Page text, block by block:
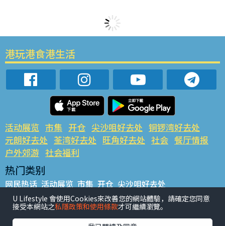
港玩港食港生活
活动展览 市集 开仓 尖沙咀好去处 铜锣湾好去处
元朗好去处 荃湾好去处 旺角好去处 社会 餐厅情报
户外郊游 社会福利
热门类别
网民热话 活动展览 市集 开仓 尖沙咀好去处
铜锣湾好去处 元朗好去处 荃湾好去处 旺角好去处 社会
餐厅情报 户外郊游
U Lifestyle 會使用Cookies來改善您的網站體驗，請確定您同意
接受本網站之私隱政策和使用條款才可繼續瀏覽。